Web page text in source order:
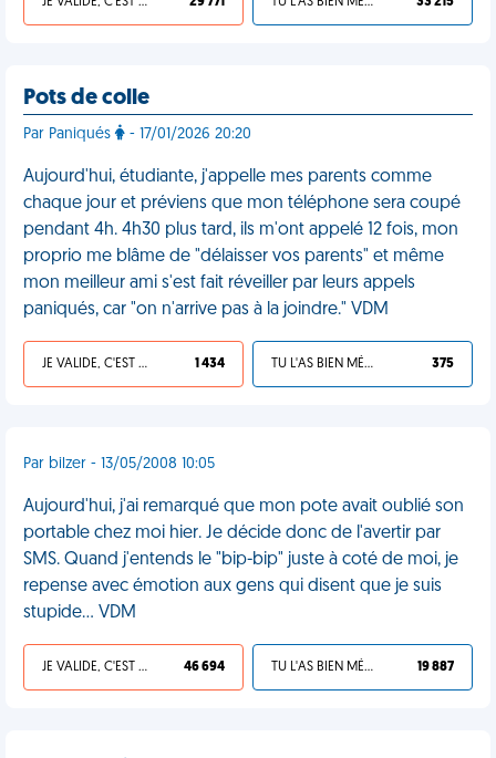
Pots de colle
Par Paniqués - 17/01/2026 20:20
Aujourd'hui, étudiante, j'appelle mes parents comme
chaque jour et préviens que mon téléphone sera coupé
pendant 4h. 4h30 plus tard, ils m'ont appelé 12 fois, mon
proprio me blâme de "délaisser vos parents" et même
mon meilleur ami s'est fait réveiller par leurs appels
paniqués, car "on n'arrive pas à la joindre." VDM
JE VALIDE, C'EST UNE VDM 1 434 TU L'AS BIEN MÉRITÉ 375
Par bilzer - 13/05/2008 10:05
Aujourd'hui, j'ai remarqué que mon pote avait oublié son
portable chez moi hier. Je décide donc de l'avertir par
SMS. Quand j'entends le "bip-bip" juste à coté de moi, je
repense avec émotion aux gens qui disent que je suis
stupide... VDM
JE VALIDE, C'EST UNE VDM 46 694 TU L'AS BIEN MÉRITÉ 19 887